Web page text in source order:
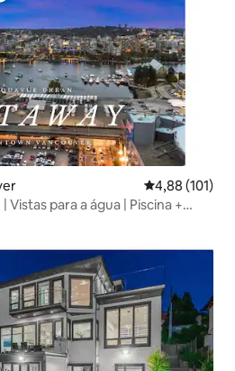
4,88 de uma
4,88 (101)
Vistas para a água | Piscina +